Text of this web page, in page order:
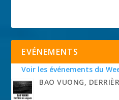
EVÉNEMENTS
Voir les événements du
BAO VUONG,